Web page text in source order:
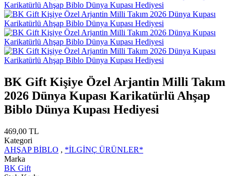
BK Gift Kişiye Özel Arjantin Milli Takım
2026 Dünya Kupası Karikatürlü Ahşap
Biblo Dünya Kupası Hediyesi
469,00 TL
Kategori
AHŞAP BİBLO , *İLGİNÇ ÜRÜNLER*
Marka
BK Gift